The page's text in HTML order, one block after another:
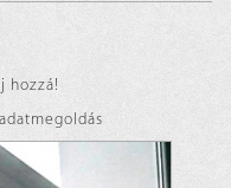
hozzá!